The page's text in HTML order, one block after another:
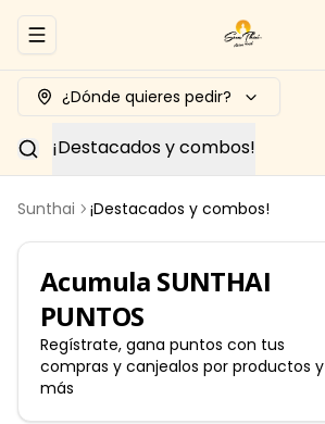
Abrir menu de navegación
¿Dónde quieres pedir?
¡Destacados y combos!
Sunthai ¡Destacados y combos!
Acumula SUNTHAI
PUNTOS
Regístrate, gana puntos con tus
compras y canjealos por productos y
más